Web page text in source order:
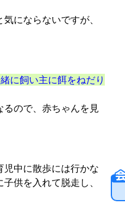
にならないですが、
に飼い主に餌をねだり
ので、赤ちゃんを見
中に散歩には行かな
供を入れて脱走し、